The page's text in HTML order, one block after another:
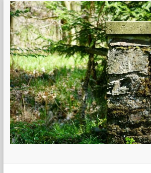
Zum
Inhalt
springen